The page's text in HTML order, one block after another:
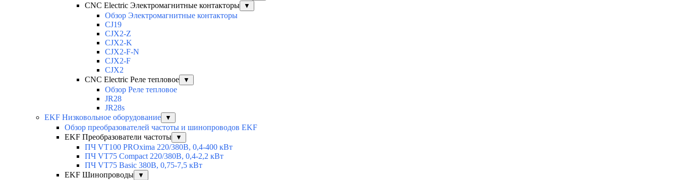
CNC Electric Электромагнитные контакторы ▼
Обзор Электромагнитные контакторы
CJ19
CJX2-Z
CJX2-K
CJX2-F-N
CJX2-F
CJX2
CNC Electric Реле тепловое
▼
Обзор Реле тепловое
JR28
JR28s
EKF Низковольное оборудование
▼
Обзор преобразователей частоты и шинопроводов EKF
EKF Преобразователи частоты
▼
ПЧ VT100 PROxima 220/380В, 0,4-400 кВт
ПЧ VT75 Compact 220/380В, 0,4-2,2 кВт
ПЧ VT75 Basic 380В, 0,75-7,5 кВт
EKF Шинопроводы
▼